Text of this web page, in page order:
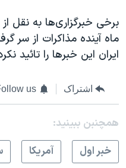
برخی خبرگزاری‌ها به نقل از
ماه آینده مذاکرات از سر
ایران این خبرها را تائید
اشتراک us
همچنبن ببینید:
خبر اول
آمريکا